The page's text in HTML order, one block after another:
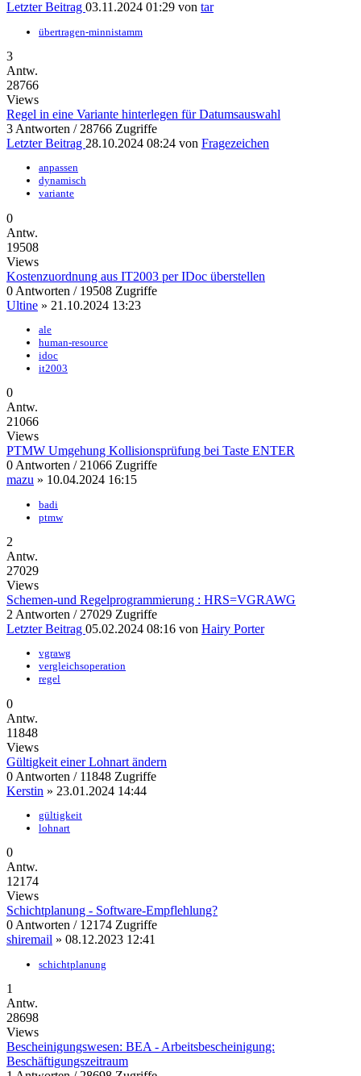
Letzter Beitrag 03.11.2024 01:29 von tar
übertragen-minnistamm
3
Antw.
28766
Views
Regel in eine Variante hinterlegen für Datumsauswahl
3 Antworten / 28766 Zugriffe
Letzter Beitrag 28.10.2024 08:24 von Fragezeichen
anpassen
dynamisch
variante
0
Antw.
19508
Views
Kostenzuordnung aus IT2003 per IDoc überstellen
0 Antworten / 19508 Zugriffe
Ultine » 21.10.2024 13:23
ale
human-resource
idoc
it2003
0
Antw.
21066
Views
PTMW Umgehung Kollisionsprüfung bei Taste ENTER
0 Antworten / 21066 Zugriffe
mazu » 10.04.2024 16:15
badi
ptmw
2
Antw.
27029
Views
Schemen-und Regelprogrammierung : HRS=VGRAWG
2 Antworten / 27029 Zugriffe
Letzter Beitrag 05.02.2024 08:16 von Hairy Porter
vgrawg
vergleichsoperation
regel
0
Antw.
11848
Views
Gültigkeit einer Lohnart ändern
0 Antworten / 11848 Zugriffe
Kerstin » 23.01.2024 14:44
gültigkeit
lohnart
0
Antw.
12174
Views
Schichtplanung - Software-Empflehlung?
0 Antworten / 12174 Zugriffe
shiremail » 08.12.2023 12:41
schichtplanung
1
Antw.
28698
Views
Bescheinigungswesen: BEA - Arbeitsbescheinigung:
Beschäftigungszeitraum